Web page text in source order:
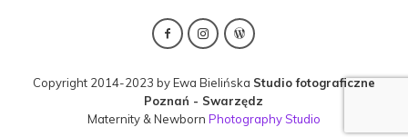
Copyright 2014-2023 by Ewa Bielińska Studio fotograficzne
Poznań - Swarzędz
Maternity & Newborn Photography Studio